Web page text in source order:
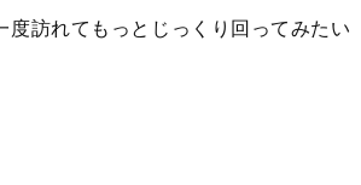
度訪れてもっとじっくり回ってみたい